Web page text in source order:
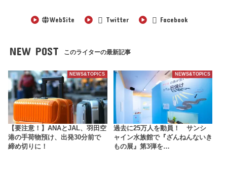
WebSite Twitter Facebook
NEW POST このライターの最新記事
NEWS&TOPICS
【要注意！】ANAとJAL、羽田空
港の手荷物預け、出発30分前で
締め切りに！
NEWS&TOPICS
過去に25万人を動員！ サンシ
ャイン水族館で『ざんねんないき
もの展』第3弾を…